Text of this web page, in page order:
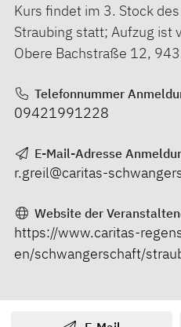
Kurs findet im 3. Stock
Straubing statt; Aufzug ist
Obere Bachstraße 12,
Telefonnummer
09421991228
E-Mail-Adresse
r.greil@caritas-
Website der
https://www.caritas-
en/schwangerschaft/